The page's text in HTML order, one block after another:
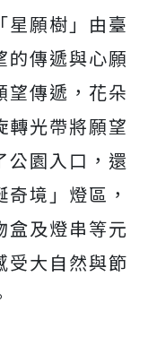
星願樹」由臺
的傳遞與心願
望傳遞，花朵
轉光帶將願望
公園入口，還
境」燈區，
盒及燈串等元
受大自然與節